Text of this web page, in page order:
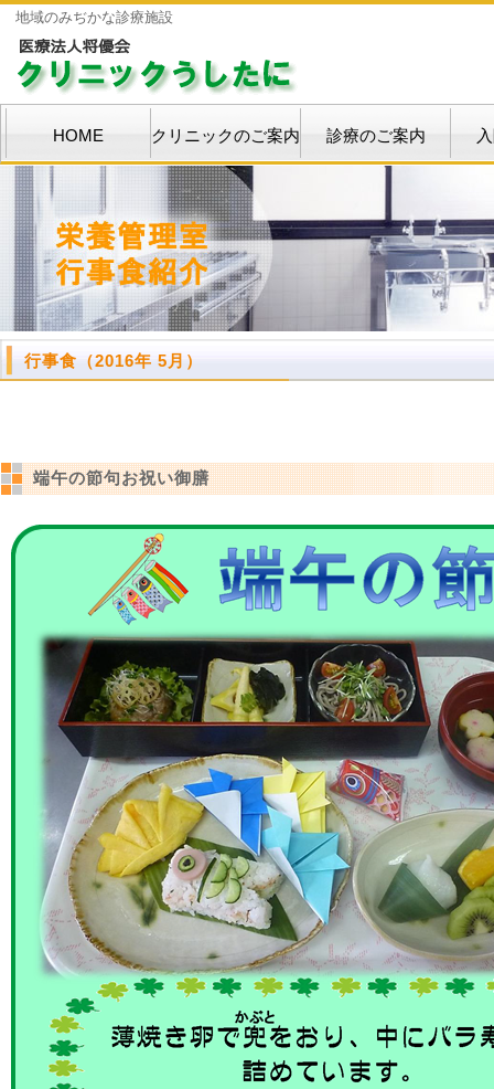
地域のみぢかな診療施設
HOME クリニックのご案内 診療のご案内
行事食（2016年 5月）
端午の節句お祝い御膳